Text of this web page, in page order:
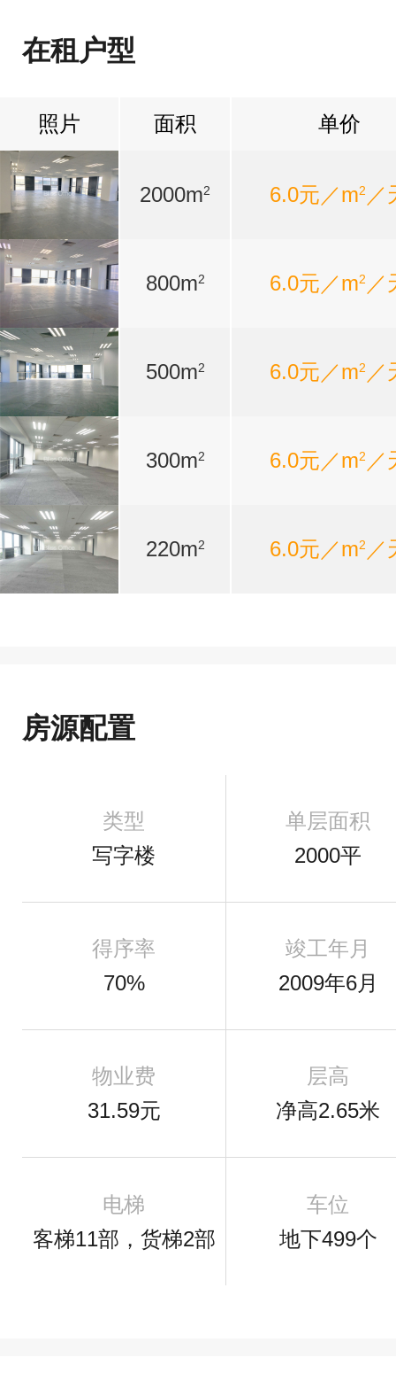
在租户型
照片 面积 单价
2000m2 6.0元／m2 ／
800m2 6.0元／m2 ／
500m2 6.0元／m2 ／
300m2 6.0元／m2 ／
220m2 6.0元／m2 ／
房源配置
类型
写字楼
单层面积
2000平
得序率
70%
竣工年月
2009年6月
物业费
31.59元
层高
净高2.65米
电梯
客梯11部，货梯2部
车位
地下499个